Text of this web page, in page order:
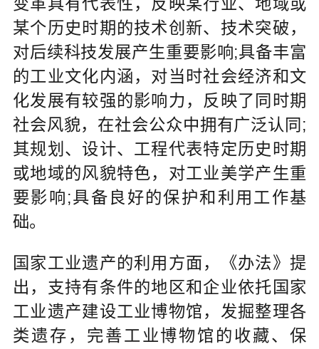
某个历史时期的技术创新、技术突破，
对后续科技发展产生重要影响;具备丰富
的工业文化内涵，对当时社会经济和文
化发展有较强的影响力，反映了同时期
社会风貌，在社会公众中拥有广泛认同;
其规划、设计、工程代表特定历史时期
或地域的风貌特色，对工业美学产生重
要影响;具备良好的保护和利用工作基
础。
国家工业遗产的利用方面，《办法》提
出，支持有条件的地区和企业依托国家
工业遗产建设工业博物馆，发掘整理各
类遗存，完善工业博物馆的收藏、保